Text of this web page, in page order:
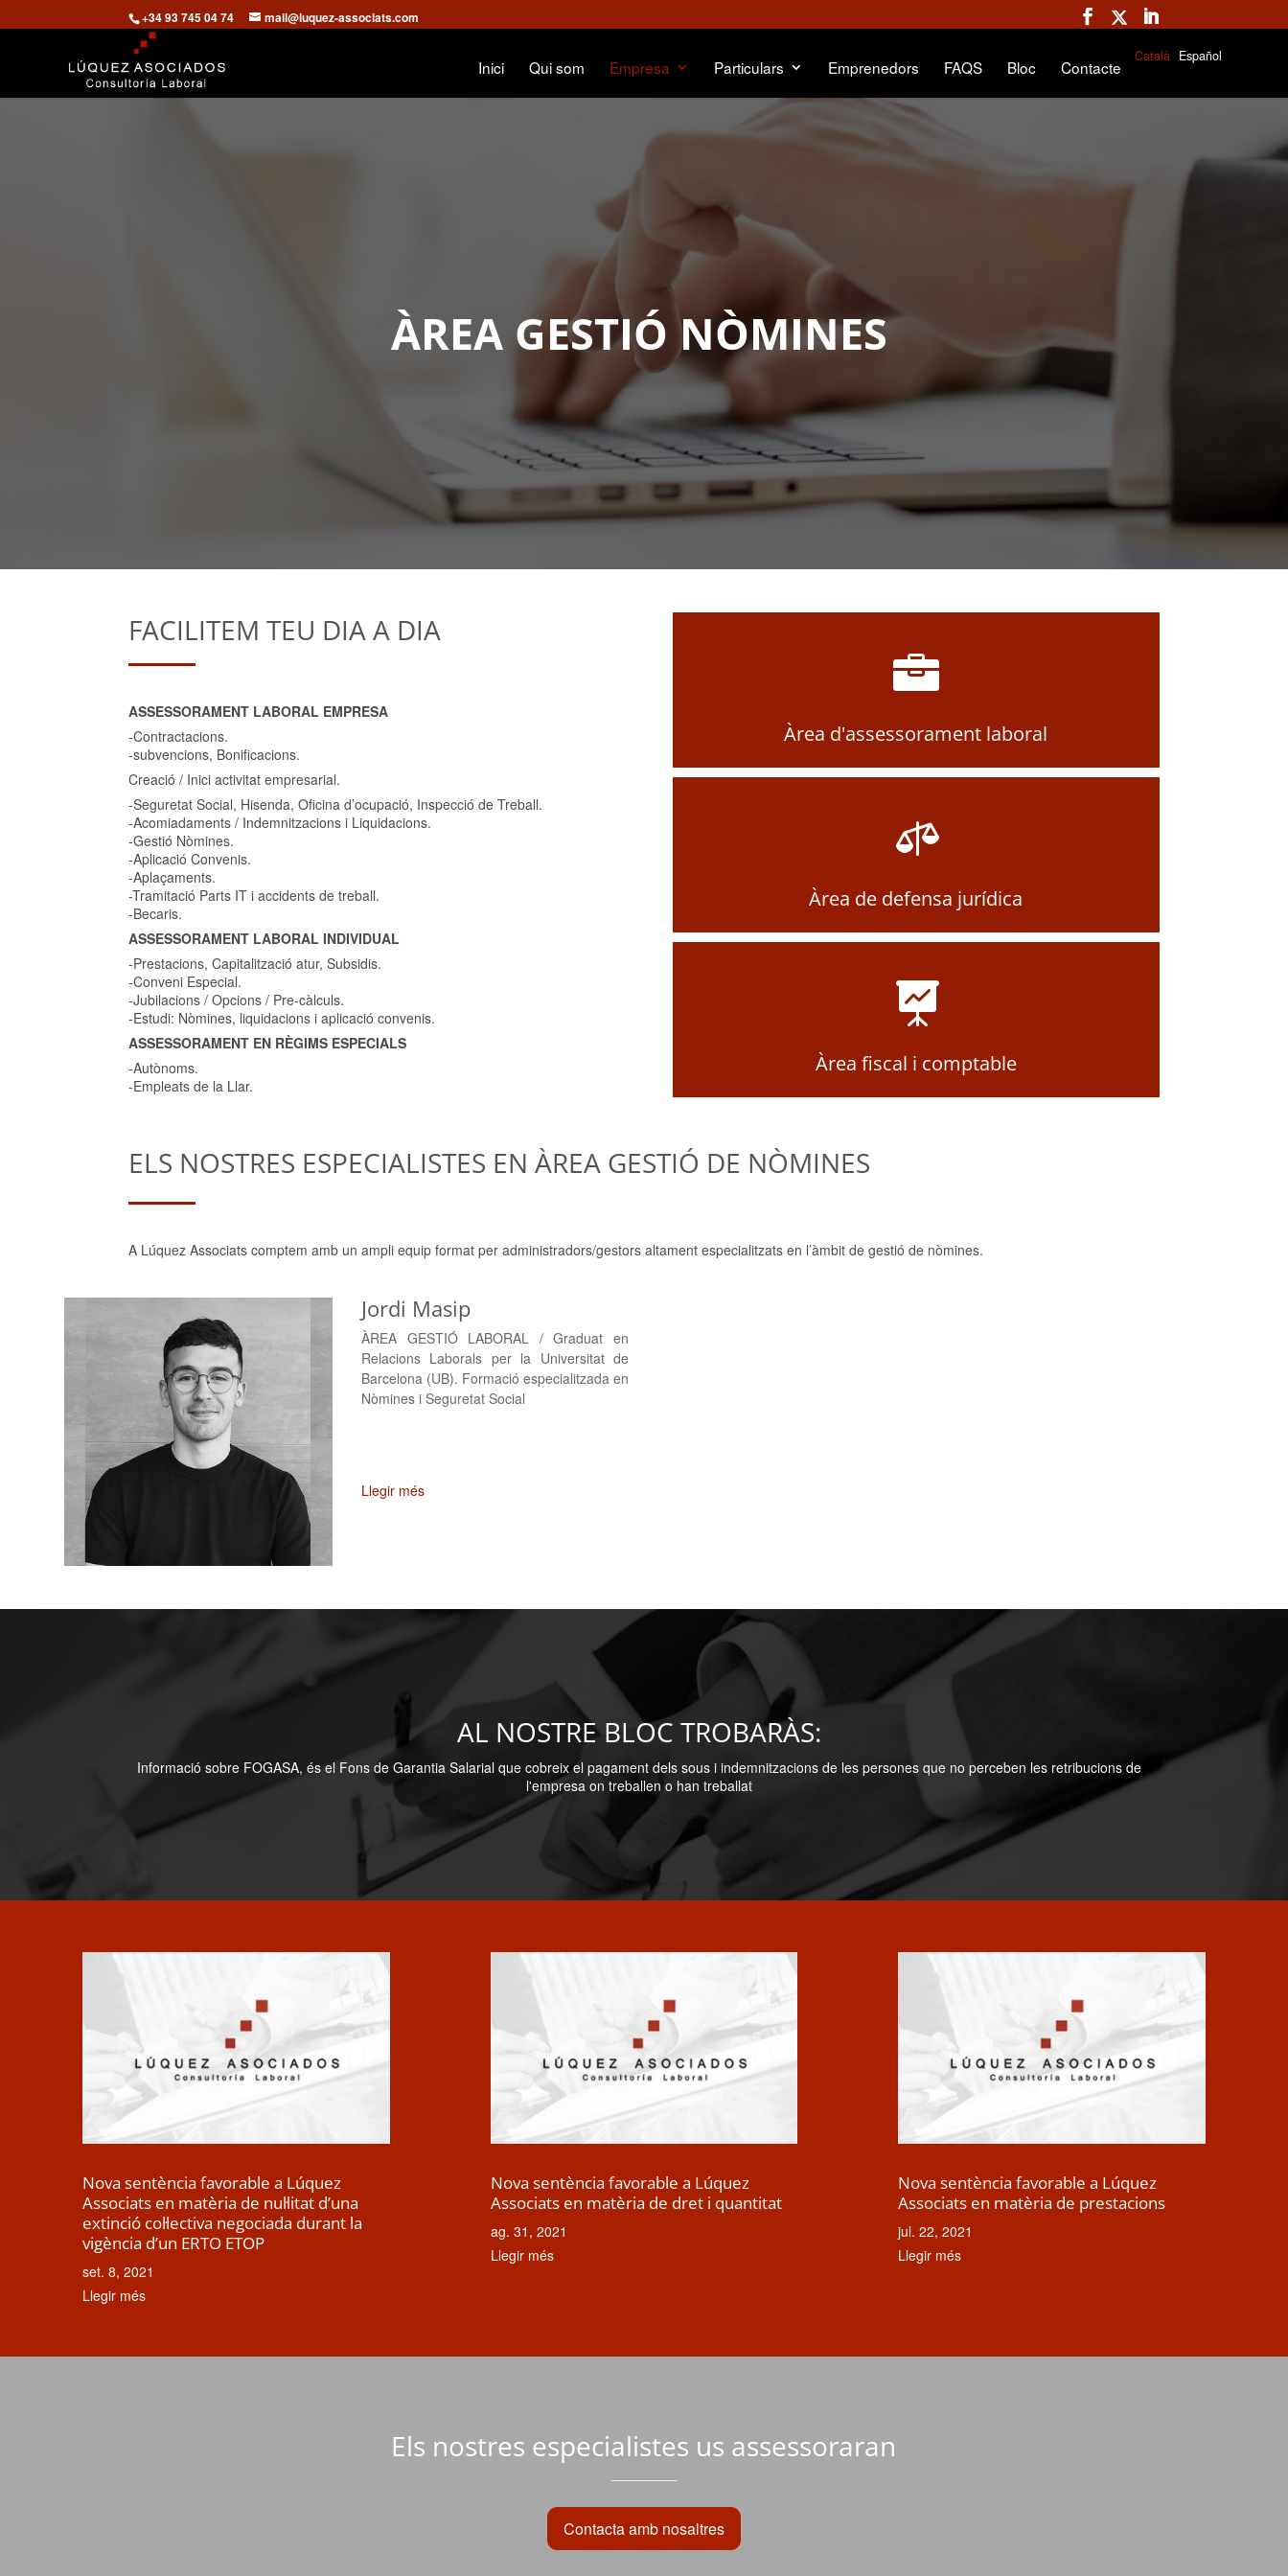
+34 93 745 04 74 mail@luquez-associats.com
Inici Qui som Empresa Particulars Emprenedors FAQS Bloc Contacte
Català Español
ÀREA GESTIÓ NÒMINES
FACILITEM TEU DIA A DIA
ASSESSORAMENT LABORAL EMPRESA
-Contractacions.
-subvencions, Bonificacions.
Creació / Inici activitat empresarial.
-Seguretat Social, Hisenda, Oficina d’ocupació, Inspecció de Treball.
-Acomiadaments / Indemnitzacions i Liquidacions.
-Gestió Nòmines.
-Aplicació Convenis.
-Aplaçaments.
-Tramitació Parts IT i accidents de treball.
-Becaris.
ASSESSORAMENT LABORAL INDIVIDUAL
-Prestacions, Capitalització atur, Subsidis.
-Conveni Especial.
-Jubilacions / Opcions / Pre-càlculs.
-Estudi: Nòmines, liquidacions i aplicació convenis.
ASSESSORAMENT EN RÈGIMS ESPECIALS
-Autònoms.
-Empleats de la Llar.

Àrea d'assessorament laboral

Àrea de defensa jurídica

Àrea fiscal i comptable
ELS NOSTRES ESPECIALISTES EN ÀREA GESTIÓ DE NÒMINES
A Lúquez Associats comptem amb un ampli equip format per administradors/gestors altament especialitzats en l’àmbit de gestió de nòmines.
Jordi Masip
ÀREA GESTIÓ LABORAL / Graduat en
Relacions Laborals per la Universitat de
Barcelona (UB). Formació especialitzada en
Nòmines i Seguretat Social
Llegir més
AL NOSTRE BLOC TROBARÀS:
Informació sobre FOGASA, és el Fons de Garantia Salarial que cobreix el pagament dels sous i indemnitzacions de les persones que no perceben les retribucions de
l'empresa on treballen o han treballat
Nova sentència favorable a Lúquez
Associats en matèria de nul·litat d’una
extinció col·lectiva negociada durant la
vigència d’un ERTO ETOP
set. 8, 2021
Llegir més
Nova sentència favorable a Lúquez
Associats en matèria de dret i quantitat
ag. 31, 2021
Llegir més
Nova sentència favorable a Lúquez
Associats en matèria de prestacions
jul. 22, 2021
Llegir més
Els nostres especialistes us assessoraran
Contacta amb nosaltres